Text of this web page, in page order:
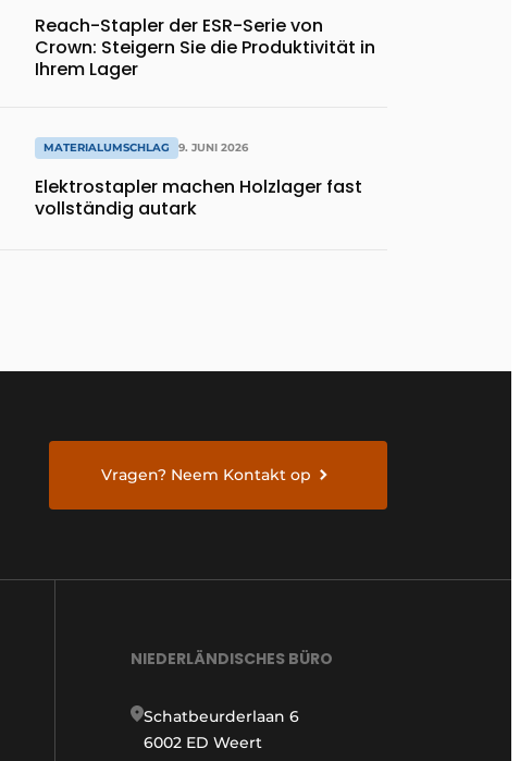
Reach-Stapler der ESR-Serie von
Crown: Steigern Sie die Produktivität in
Ihrem Lager
MATERIALUMSCHLAG 9. JUNI 2026
Elektrostapler machen Holzlager fast
vollständig autark
Vragen? Neem Kontakt op
NIEDERLÄNDISCHES BÜRO
Schatbeurderlaan 6
6002 ED Weert